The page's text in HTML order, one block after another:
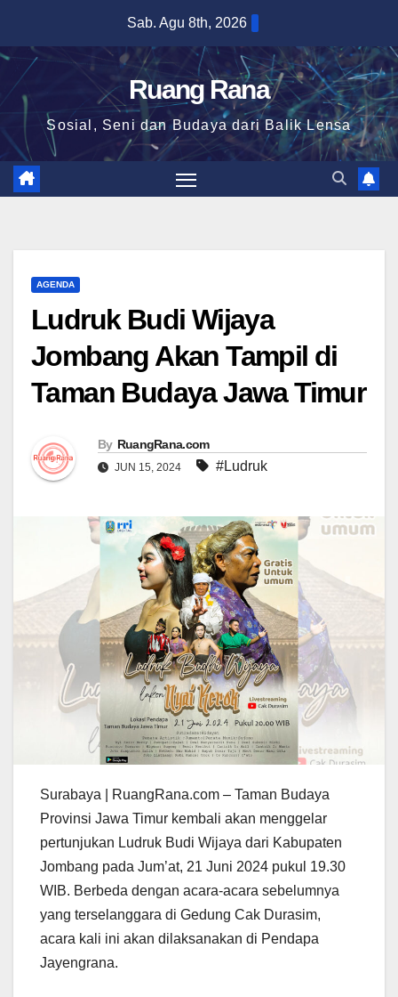
content
Sab. Agu 8th, 2026
Ruang Rana
Sosial, Seni dan Budaya dari Balik Lensa
AGENDA
Ludruk Budi Wijaya
Jombang Akan Tampil di
Taman Budaya Jawa Timur
By RuangRana.com
JUN 15, 2024 #Ludruk
Surabaya | RuangRana.com – Taman Budaya
Provinsi Jawa Timur kembali akan menggelar
pertunjukan Ludruk Budi Wijaya dari Kabupaten
Jombang pada Jum’at, 21 Juni 2024 pukul 19.30
WIB. Berbeda dengan acara-acara sebelumnya
yang terselanggara di Gedung Cak Durasim,
acara kali ini akan dilaksanakan di Pendapa
Jayengrana.